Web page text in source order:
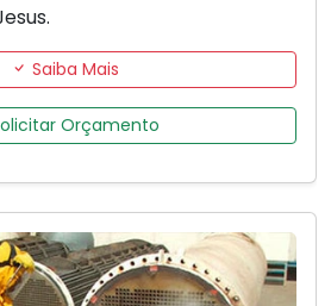
Saiba Mais
Orçamento